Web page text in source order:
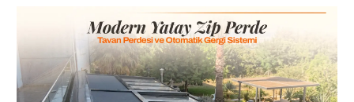
Sakarya
Sarajevo
Sivas